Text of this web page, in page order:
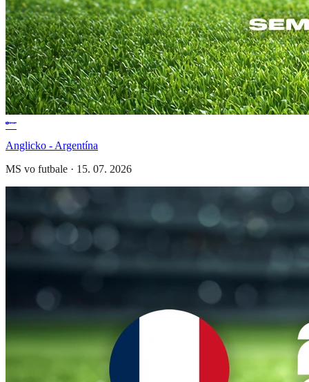
Anglicko - Argentína
MS vo futbale · 15. 07. 2026